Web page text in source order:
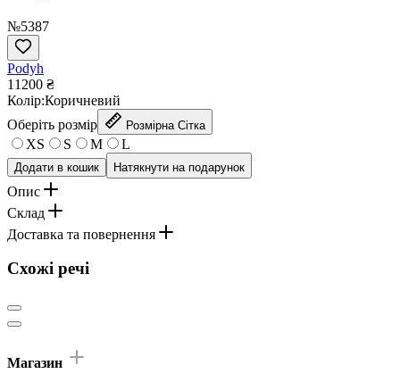
№5387
Podyh
11200 ₴
Колір:Коричневий
Оберіть розмір
Розмірна Сітка
XS S M L
Додати в кошик Натякнути на подарунок
Опис
Склад
Доставка та повернення
Схожі речі
Магазин